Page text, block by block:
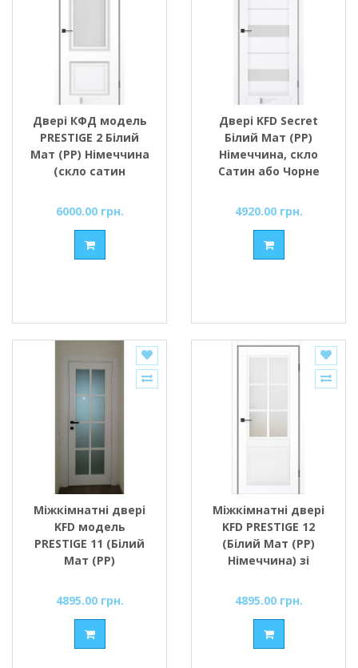
Двері КФД модель
PRESTIGE 2 Білий
Мат (PP) Німеччина
(cкло сатин
6000.00 грн.
Двері KFD Secret
Білий Мат (PP)
Німеччина, скло
Сатин або Чорне
4920.00 грн.
Міжкімнатні двері
KFD модель
PRESTIGE 11 (Білий
Мат (PP)
Сатин
4895.00 грн.
Міжкімнатні двері
KFD PRESTIGE 12
(Білий Мат (PP)
Німеччина) зі
4895.00 грн.